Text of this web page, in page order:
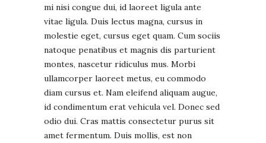
mi nisi congue dui, id laoreet ligula ante
vitae ligula. Duis lectus magna, cursus in
molestie eget, cursus eget quam. Cum sociis
natoque penatibus et magnis dis parturient
montes, nascetur ridiculus mus. Morbi
ullamcorper laoreet metus, eu commodo
diam cursus et. Nam eleifend aliquam augue,
id condimentum erat vehicula vel. Donec sed
odio dui. Cras mattis consectetur purus sit
amet fermentum. Duis mollis, est non